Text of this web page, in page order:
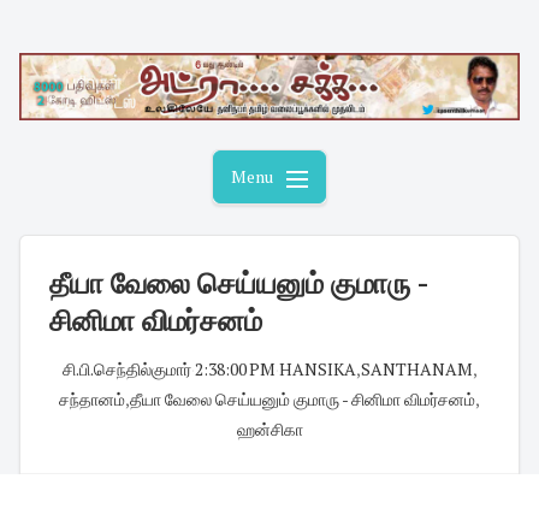
content
Menu
தீயா வேலை செய்யனும் குமாரு -
சினிமா விமர்சனம்
சி.பி.செந்தில்குமார்·2:38:00 PM HANSIKA,SANTHANAM,
சந்தானம்,தீயா வேலை செய்யனும் குமாரு - சினிமா விமர்சனம்,
ஹன்சிகா